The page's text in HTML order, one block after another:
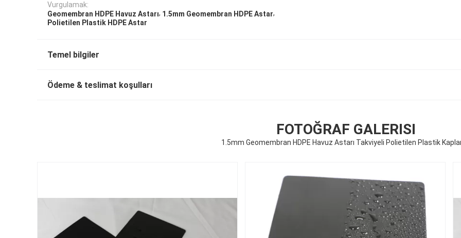
Vurgulamak:
Geomembran HDPE Havuz Astarı, 1.5mm Geomembran HDPE Astar,
Polietilen Plastik HDPE Astar
Temel bilgiler
Ödeme & teslimat koşulları
FOTOĞRAF GALERISI
1.5mm Geomembran HDPE Havuz Astarı Takviyeli Polietilen Plastik